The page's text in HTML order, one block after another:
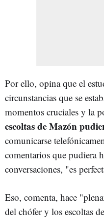
Por ello, opina que el
circunstancias que se
momentos cruciales y la
escoltas de Mazón
comunicarse
comentarios que pudiera
conversaciones, "es
Eso, comenta, hace
del chófer y los escoltas